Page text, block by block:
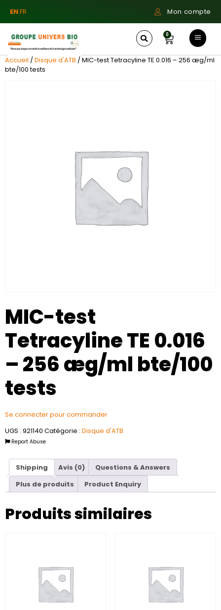
ENFR Mon compte
0
Accueil /Disque d'ATB / MIC-test Tetracyline TE 0.016 – 256 æg/ml
bte/100 tests
MIC-test
Tetracyline TE 0.016
– 256 æg/ml bte/100
tests
Se connecter pour commander
UGS : 921140 Catégorie : Disque d'ATB
Report Abuse
Shipping Avis (0)
Questions & Answers
Plus de produits
Product Enquiry
Produits similaires